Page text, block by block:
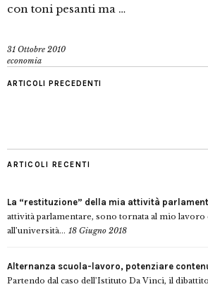
con toni pesanti ma …
31 Ottobre 2010
economia
ARTICOLI PRECEDENTI
ARTICOLI RECENTI
La “restituzione” della mia attività
attività parlamentare, sono tornata al mio
all’università... 18 Giugno 2018
Alternanza scuola-lavoro, potenziare
Partendo dal caso dell’Istituto Da Vinci, il